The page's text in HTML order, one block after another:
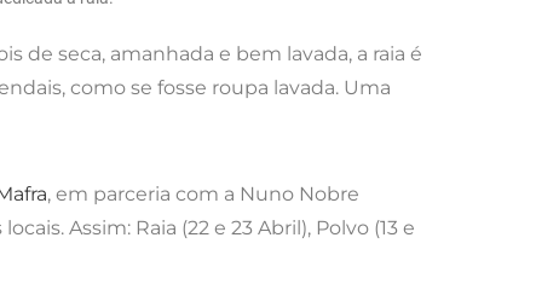
de seca, amanhada e bem lavada, a raia é
como se fosse roupa lavada. Uma
, em parceria com a Nuno Nobre
Assim: Raia (22 e 23 Abril), Polvo (13 e